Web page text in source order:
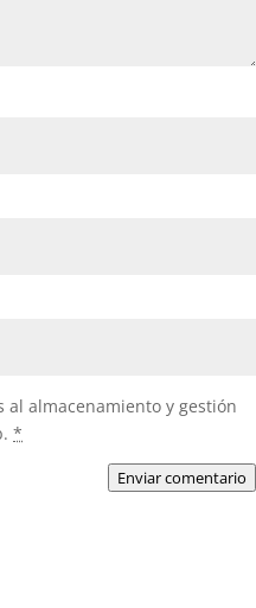
al almacenamiento y gestión
*
Enviar comentario